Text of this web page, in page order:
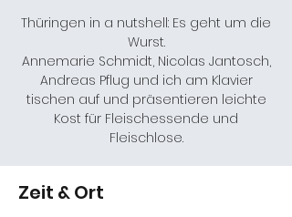
Thüringen in a nutshell: Es geht um die
Wurst.
Annemarie Schmidt, Nicolas Jantosch,
Andreas Pflug und ich am Klavier
tischen auf und präsentieren leichte
Kost für Fleischessende und
Fleischlose.
Zeit & Ort